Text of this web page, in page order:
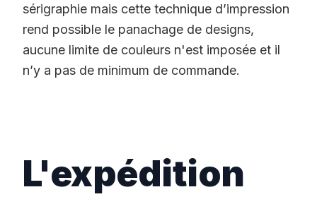
sérigraphie mais cette technique d’impression
rend possible le panachage de designs,
aucune limite de couleurs n'est imposée et il
n’y a pas de minimum de commande.
L'expédition